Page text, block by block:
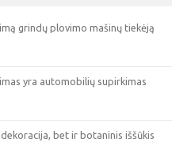
grindų plovimo mašinų tiekėją
yra automobilių supirkimas
bet ir botaninis iššūkis